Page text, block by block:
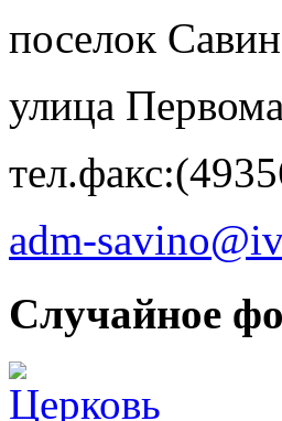
поселок
улица
adm-
Случайное